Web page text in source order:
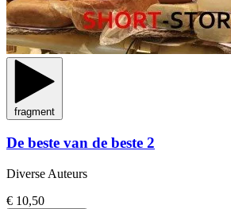
fragment
De beste van de beste 2
Diverse Auteurs
€ 10,50